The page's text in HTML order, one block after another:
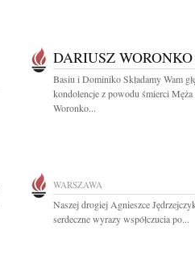
DARIUSZ WORONKO
Basiu i Dominiko Składamy Wam
kondolencje z powodu śmierci
Woronko...
WARSZAWA
Naszej drogiej Agnieszce
serdeczne wyrazy współczucia po...